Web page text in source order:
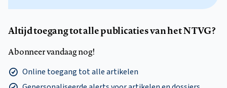
Altijd toegang tot alle publicaties van het NTVG?
Abonneer vandaag nog!
Online toegang tot alle artikelen